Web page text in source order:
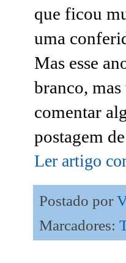
que ficou
uma
Mas esse
branco,
comentar
postagem
Ler artigo
Postado por
Marcadores: